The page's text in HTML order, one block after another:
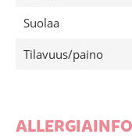
Suolaa
Tilavuus/paino
ALLERGIAINFO